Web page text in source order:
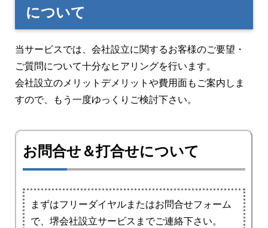
について
当サービスでは、会社設立に関するお客様のご要望・
ご質問について十分なヒアリングを行います。
会社設立のメリットデメリットや費用面もご案内しま
すので、もう一度ゆっくりご検討下さい。
お問合せ＆打合せについて
まずはフリーダイヤルまたはお問合せフォーム
で、堺会社設立サービスまでご連絡下さい。